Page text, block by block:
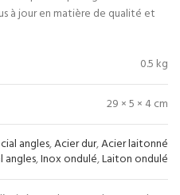
à jour en matière de qualité et
0.5 kg
29 × 5 × 4 cm
angles,Acier dur,Acier laitonné
angles,Inox ondulé,Laiton ondulé